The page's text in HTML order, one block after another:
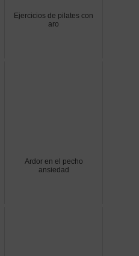
Ejercicios de pilates con
aro
Ardor en el pecho
ansiedad